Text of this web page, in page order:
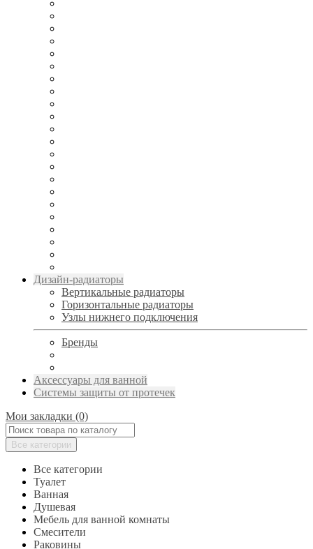
Дизайн-радиаторы
Вертикальные радиаторы
Горизонтальные радиаторы
Узлы нижнего подключения
Бренды
Аксессуары для ванной
Системы защиты от протечек
Мои закладки (0)
Все категории
Все категории
Туалет
Ванная
Душевая
Мебель для ванной комнаты
Смесители
Раковины